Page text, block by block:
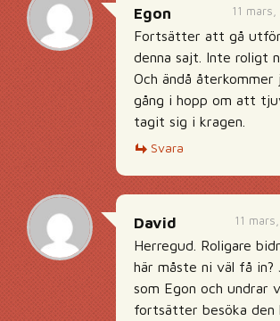
11
Egon
Fortsätter att gå
denna sajt. Inte roligt
Och ändå återkommer
gång i hopp om att
tagit sig i kragen.
Svara
11
David
Herregud. Roligare
här måste ni väl få in?
som Egon och undrar
fortsätter besöka den